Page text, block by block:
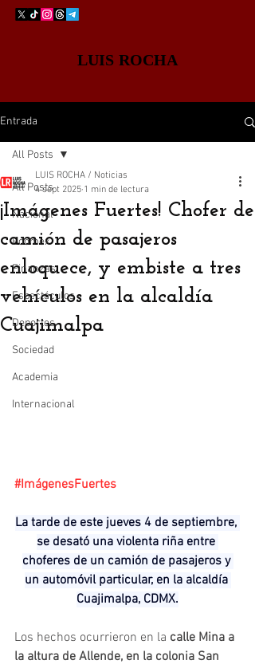
LUIS ROCHA
Entrada
All Posts
Nacional
Edomex
Finanzas
Espectáculos
Deportes
Sociedad
Academia
Internacional
All Posts
¡Imágenes Fuertes! Chofer de
camión de pasajeros
enloquece, y embiste a tres
vehículos en la alcaldía
Cuajimalpa
LUIS ROCHA / Noticias
4 sept 2025 1 min de lectura
#ImágenesFuertes
La tarde de este jueves 4 de septiembre,
se desató una violenta riña entre
choferes de un camión de pasajeros y
un automóvil particular, en la alcaldía
Cuajimalpa, CDMX.
Los hechos ocurrieron en la calle Mina a
la altura de Allende, en la colonia San